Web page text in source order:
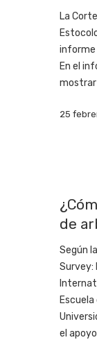
La
informe
En el
mostrar
25
de
Según
Survey:
el